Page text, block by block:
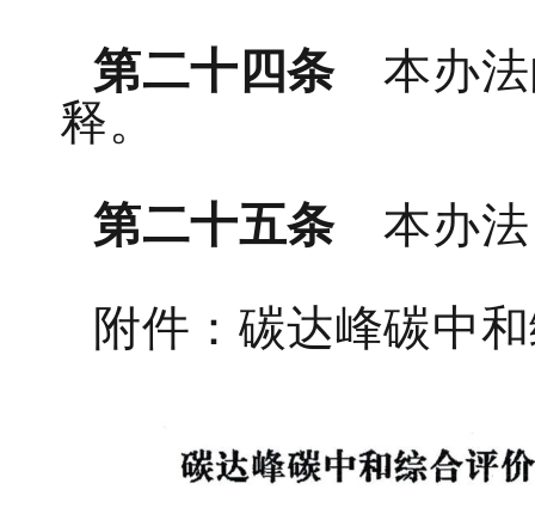
第二十四条本办法
释。
第二十五条本办法
附件：碳达峰碳中